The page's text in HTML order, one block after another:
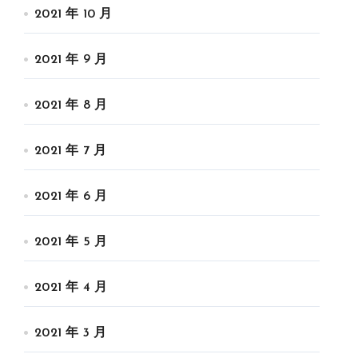
2021 年 10 月
2021 年 9 月
2021 年 8 月
2021 年 7 月
2021 年 6 月
2021 年 5 月
2021 年 4 月
2021 年 3 月